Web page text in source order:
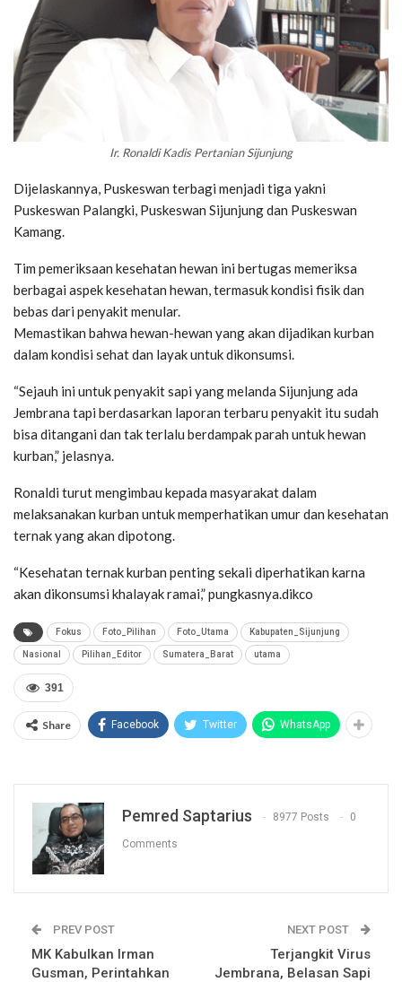
Ir. Ronaldi Kadis Pertanian Sijunjung
Dijelaskannya, Puskeswan terbagi menjadi tiga yakni
Puskeswan Palangki, Puskeswan Sijunjung dan Puskeswan
Kamang.
Tim pemeriksaan kesehatan hewan ini bertugas memeriksa
berbagai aspek kesehatan hewan, termasuk kondisi fisik dan
bebas dari penyakit menular.
Memastikan bahwa hewan-hewan yang akan dijadikan kurban
dalam kondisi sehat dan layak untuk dikonsumsi.
“Sejauh ini untuk penyakit sapi yang melanda Sijunjung ada
Jembrana tapi berdasarkan laporan terbaru penyakit itu sudah
bisa ditangani dan tak terlalu berdampak parah untuk hewan
kurban,” jelasnya.
Ronaldi turut mengimbau kepada masyarakat dalam
melaksanakan kurban untuk memperhatikan umur dan kesehatan
ternak yang akan dipotong.
“Kesehatan ternak kurban penting sekali diperhatikan karna
akan dikonsumsi khalayak ramai,” pungkasnya.dikco
Fokus Foto_Pilihan Foto_Utama Kabupaten_Sijunjung
Nasional Pilihan_Editor Sumatera_Barat utama
391
Share Facebook Twitter WhatsApp
Pemred Saptarius 8977 Posts 0
Comments
PREV POST
MK Kabulkan Irman
Gusman, Perintahkan
NEXT POST
Terjangkit Virus
Jembrana, Belasan Sapi